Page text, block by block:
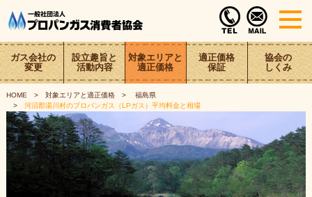
ガス会社の
変更
設立趣旨と
活動内容
対象エリアと
適正価格
適正価格
保証
協会の
しくみ
HOME 対象エリアと適正価格
福島県
河沼郡湯川村のプロパンガス（LPガス）平均料金と相場